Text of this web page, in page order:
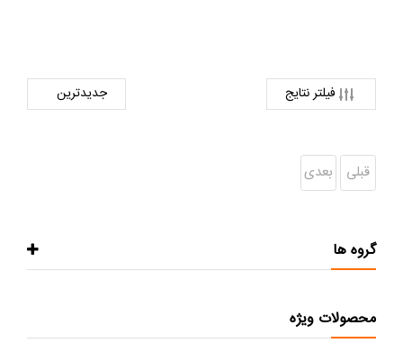
فیلتر نتایج
قبلی بعدی
گروه ها
محصولات ویژه